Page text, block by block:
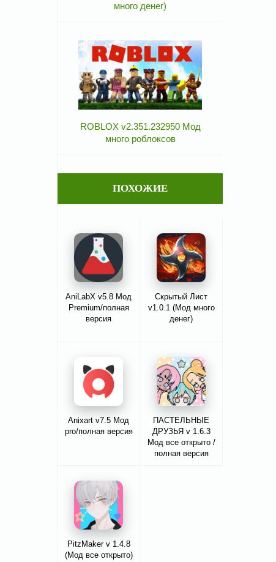
много денег)
ROBLOX v2.351.232950 Мод
много роблоксов
ПОХОЖИЕ
AniLabX v5.8 Мод
Premium/полная
версия
Скрытый Лист
v1.0.1 (Мод много
денег)
Anixart v7.5 Мод
pro/полная версия
ПАСТЕЛЬНЫЕ
ДРУЗЬЯ v 1.6.3
Мод все открыто /
полная версия
PitzMaker v 1.4.8
(Мод все открыто)